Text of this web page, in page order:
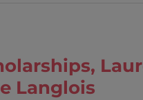
Langlois